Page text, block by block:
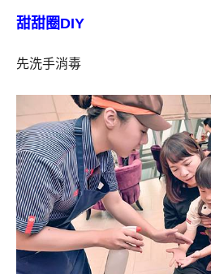
甜甜圈DIY
先洗手消毒